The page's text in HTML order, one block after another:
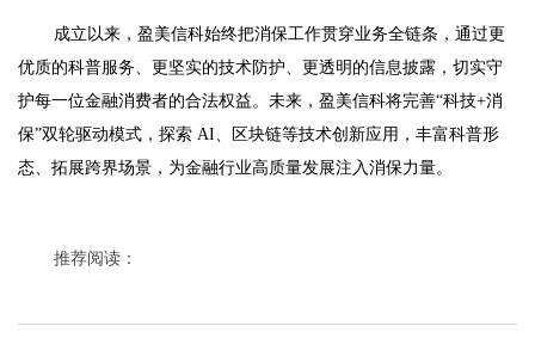
成立以来，盈美信科始终把消保工作贯穿业务全链条，通过更
优质的科普服务、更坚实的技术防护、更透明的信息披露，切实守
护每一位金融消费者的合法权益。未来，盈美信科将完善“科技+消
保”双轮驱动模式，探索 AI、区块链等技术创新应用，丰富科普形
态、拓展跨界场景，为金融行业高质量发展注入消保力量。
推荐阅读：